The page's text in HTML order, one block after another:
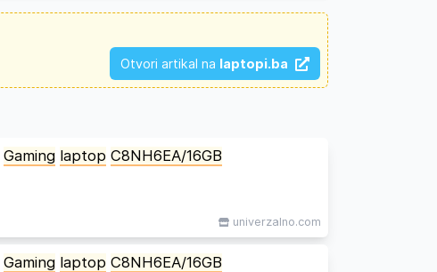
Otvori artikal na laptopi.ba
Gaming laptop C8NH6EA/16GB
univerzalno.com
Gaming laptop C8NH6EA/16GB